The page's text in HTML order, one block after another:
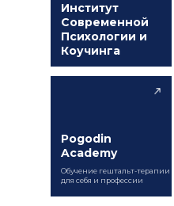
Институт
Современной
Психологии и
Коучинга
Pogodin
Academy
Обучение гештальт-терапии
для себя и профессии